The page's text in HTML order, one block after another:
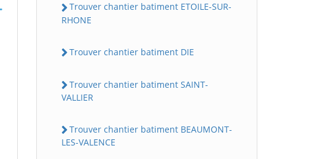
Trouver chantier batiment ETOILE-SUR-
RHONE
Trouver chantier batiment DIE
Trouver chantier batiment SAINT-
VALLIER
Trouver chantier batiment BEAUMONT-
LES-VALENCE